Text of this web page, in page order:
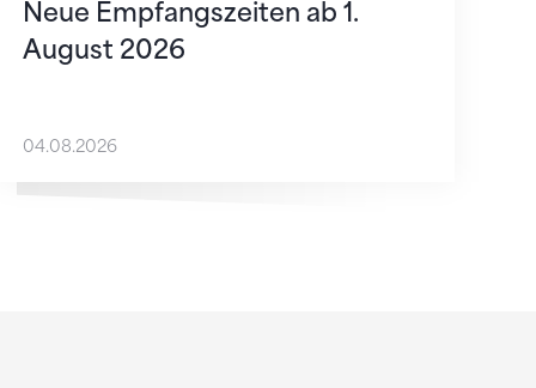
Neue Empfangszeiten ab 1.
August 2026
04.08.2026